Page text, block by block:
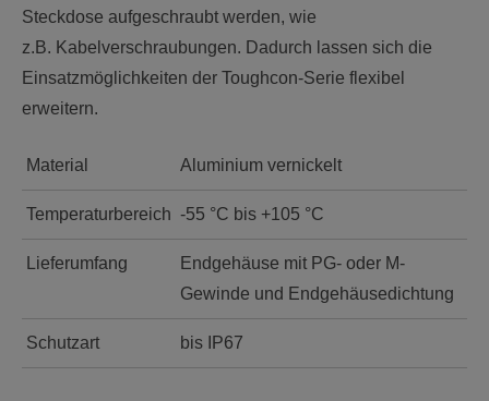
Steckdose aufgeschraubt werden, wie
z.B. Kabelverschraubungen. Dadurch lassen sich die
Einsatzmöglichkeiten der Toughcon-Serie flexibel
erweitern.
Material Aluminium vernickelt
Temperaturbereich -55 °C bis +105 °C
Lieferumfang
Endgehäuse mit PG- oder M-
Gewinde und Endgehäusedichtung
Schutzart bis IP67